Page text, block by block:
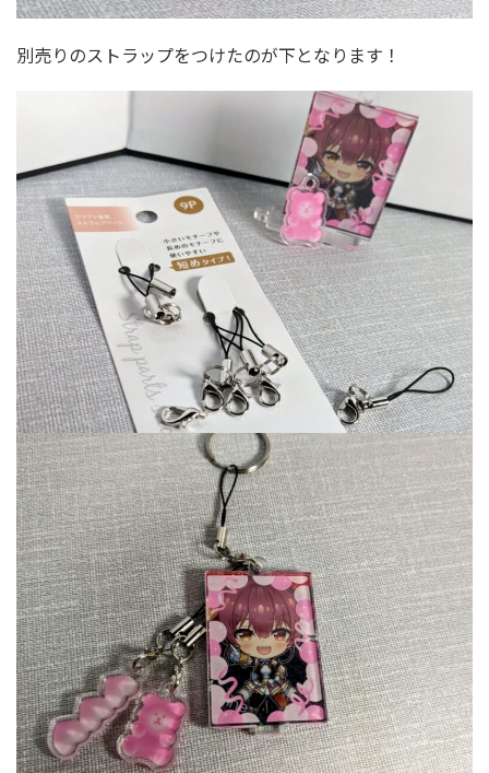
別売りのストラップをつけたのが下となります！